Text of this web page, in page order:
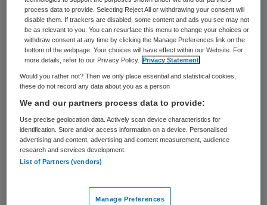
effecten van toxische stoffen. Zijn
computermodel rekent exact uit (en
voorspelt) wat er met een stof gebeurt,
waar deze zich ophoopt en wat het verloop
van de concentratie van deze stof in het
bloed is. Tot nu werd toxiciteit van een stof
vooral bepaald aan de hand van
experimenten met dieren, of met behulp
van losse cellen (in vitro) in plaats van
studies met cellen is dat ze moeilijk zijn te
process data to provide. Selecting Reject All or withdrawing your consent will
disable them. If trackers are disabled, some content and ads you see may not
be as relevant to you. You can resurface this menu to change your choices or
withdraw consent at any time by clicking the Manage Preferences link on the
bottom of the webpage. Your choices will have effect within our Website. For
more details, refer to our Privacy Policy.
Privacy Statement
Would you rather not? Then we only place essential and statistical cookies,
these do not record any data about you as a person
We and our partners process data to provide:
Use precise geolocation data. Actively scan device characteristics for
identification. Store and/or access information on a device. Personalised
advertising and content, advertising and content measurement, audience
research and services development.
List of Partners (vendors)
Manage Preferences